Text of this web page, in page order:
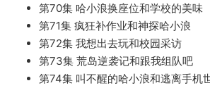
第70集 哈小浪换座位和学校的美味
第71集 疯狂补作业和神探哈小浪
第72集 我想出去玩和校园采访
第73集 荒岛逆袭记和跟我组队吧
第74集 叫不醒的哈小浪和逃离手机